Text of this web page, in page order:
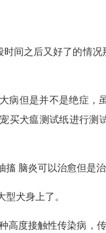
间之后又好了的情
病但是并不是绝症，
买犬瘟测试纸进行
搐 脑炎可以治愈但是
犬身上了。
高度接触性传染病，